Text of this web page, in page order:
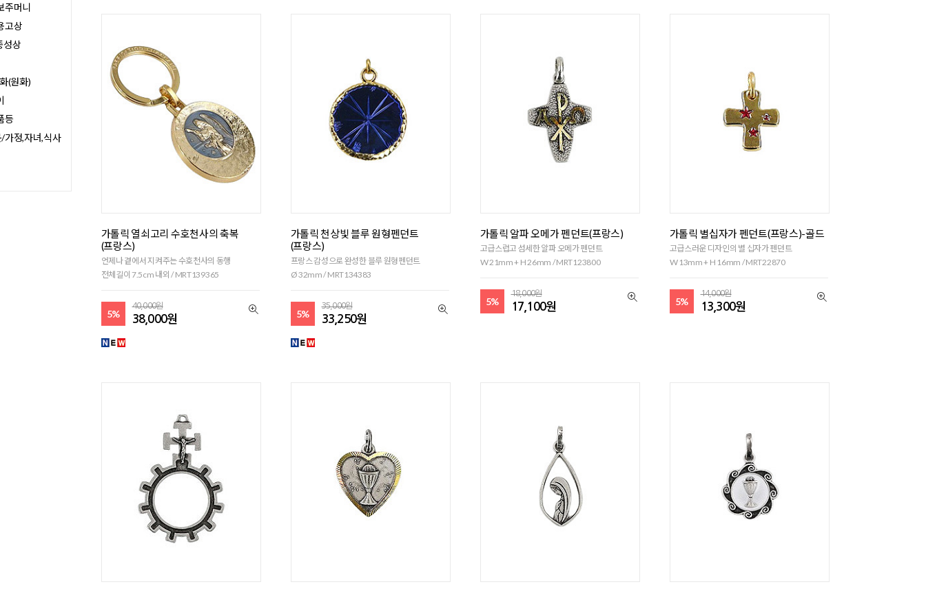
주머니
고상
성상
(원화)
등
가정,자녀,식사
가톨릭 열쇠고리 수호천사의 축복
(프랑스)
언제나 곁에서 지켜주는 수호천사의 동행
전체길이 7.5cm 내외 / MRT139365
5%
40,000원
38,000원
가톨릭 천상빛 블루 원형펜던트
(프랑스)
프랑스 감성으로 완성한 블루 원형펜던트
Ø 32mm / MRT134383
5%
35,000원
33,250원
가톨릭 알파 오메가 펜던트(프랑스)
고급스럽고 섬세한 알파 오메가 펜던트
W 21mm + H 26mm / MRT123800
5%
18,000원
17,100원
가톨릭 별십자가 펜던트(프랑스)-골드
고급스러운 디자인의 별 십자가 펜던트
W 13mm + H 16mm / MRT22870
5%
14,000원
13,300원